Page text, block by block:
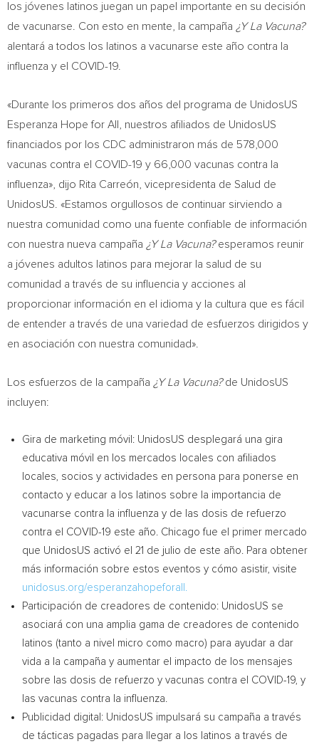
los jóvenes latinos juegan un papel importante en su decisión
de vacunarse. Con esto en mente, la campaña ¿Y La Vacuna?
alentará a todos los latinos a vacunarse este año contra la
influenza y el COVID-19.
«Durante los primeros dos años del programa de UnidosUS
Esperanza Hope for All, nuestros afiliados de UnidosUS
financiados por los CDC administraron más de 578,000
vacunas contra el COVID-19 y 66,000 vacunas contra la
influenza», dijo Rita Carreón, vicepresidenta de Salud de
UnidosUS. «Estamos orgullosos de continuar sirviendo a
nuestra comunidad como una fuente confiable de información
con nuestra nueva campaña ¿Y La Vacuna?esperamos reunir
a jóvenes adultos latinos para mejorar la salud de su
comunidad a través de su influencia y acciones al
proporcionar información en el idioma y la cultura que es fácil
de entender a través de una variedad de esfuerzos dirigidos y
en asociación con nuestra comunidad».
Los esfuerzos de la campaña ¿Y La Vacuna?de UnidosUS
incluyen:
Gira de marketing móvil: UnidosUS desplegará una gira
educativa móvil en los mercados locales con afiliados
locales, socios y actividades en persona para ponerse en
contacto y educar a los latinos sobre la importancia de
vacunarse contra la influenza y de las dosis de refuerzo
contra el COVID-19 este año. Chicago fue el primer mercado
que UnidosUS activó el 21 de julio de este año. Para obtener
más información sobre estos eventos y cómo asistir, visite
unidosus.org/esperanzahopeforall.
Participación de creadores de contenido: UnidosUS se
asociará con una amplia gama de creadores de contenido
latinos (tanto a nivel micro como macro) para ayudar a dar
vida a la campaña y aumentar el impacto de los mensajes
sobre las dosis de refuerzo y vacunas contra el COVID-19, y
las vacunas contra la influenza.
Publicidad digital: UnidosUS impulsará su campaña a través
de tácticas pagadas para llegar a los latinos a través de